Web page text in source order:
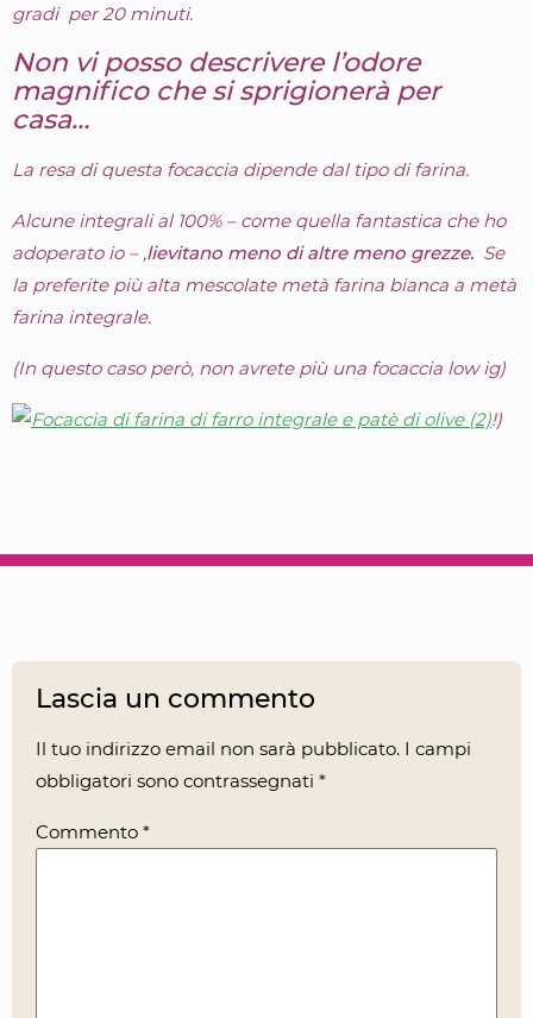
gradi per 20 minuti.
Non vi posso descrivere l’odore
magnifico che si sprigionerà per
casa…
La resa di questa focaccia dipende dal tipo di farina.
Alcune integrali al 100% – come quella fantastica che ho
adoperato io – ,lievitano meno di altre meno grezze. Se
la preferite più alta mescolate metà farina bianca a metà
farina integrale.
(In questo caso però, non avrete più una focaccia low ig)
!)
Lascia un commento
Il tuo indirizzo email non sarà pubblicato. I campi
obbligatori sono contrassegnati *
Commento *